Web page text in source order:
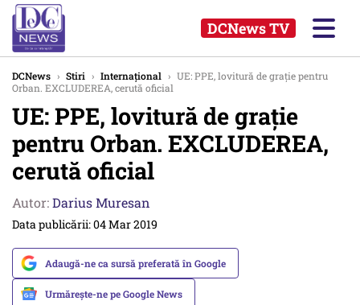
DCNews TV
DCNews › Stiri › Internațional › UE: PPE, lovitură de grație pentru
Orban. EXCLUDEREA, cerută oficial
UE: PPE, lovitură de grație
pentru Orban. EXCLUDEREA,
cerută oficial
Autor:Darius Muresan
Data publicării: 04 Mar 2019
Adaugă-ne ca sursă preferată în Google
Urmărește-ne pe Google News